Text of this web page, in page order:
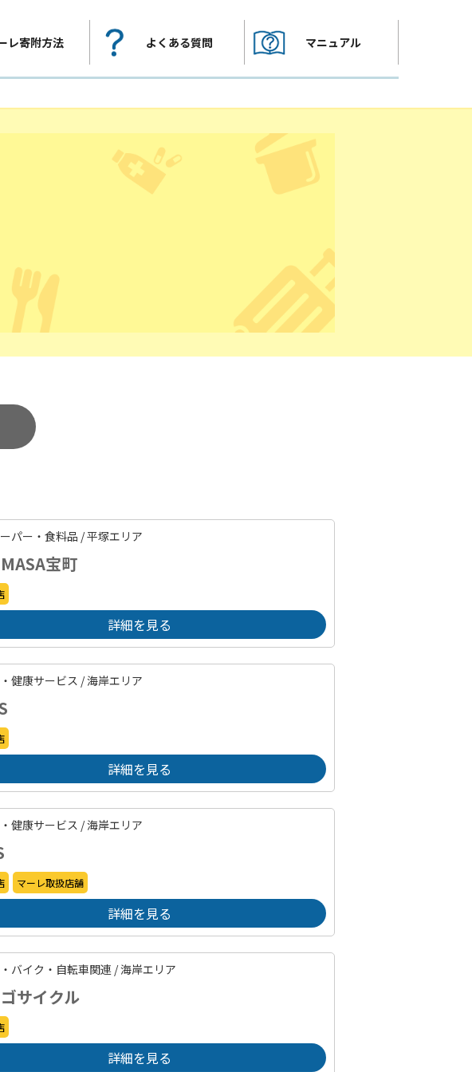
レ寄附方法 よくある質問 マニュアル
パー・食料品 /平塚エリア
宝町
詳細を見る
健康サービス /海岸エリア
詳細を見る
健康サービス /海岸エリア
マーレ取扱店舗
詳細を見る
バイク・自転車関連 /海岸エリア
サイクル
詳細を見る